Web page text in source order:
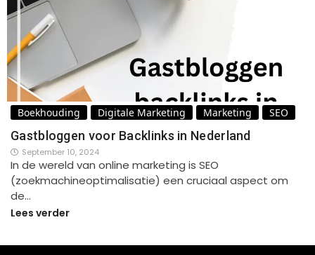
Boekhouding Digitale Marketing Marketing SEO
Gastbloggen voor Backlinks in Nederland
September 10, 2024
In de wereld van online marketing is SEO
(zoekmachineoptimalisatie) een cruciaal aspect om
de…
Lees verder